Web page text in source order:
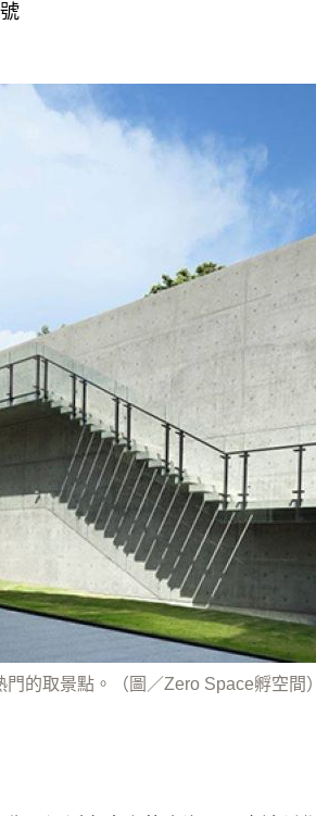
的取景點。（圖／Zero Space孵空間）